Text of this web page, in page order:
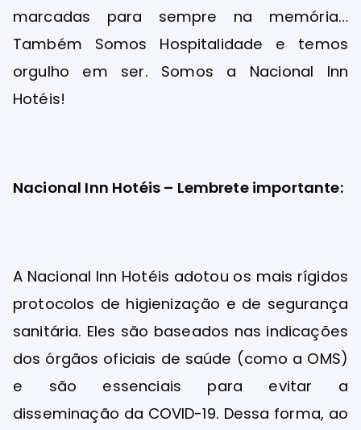
marcadas para sempre na memória…
Também Somos Hospitalidade e temos
orgulho em ser. Somos a Nacional Inn
Hotéis!
Nacional Inn Hotéis – Lembrete importante:
A Nacional Inn Hotéis adotou os mais rígidos
protocolos de higienização e de segurança
sanitária. Eles são baseados nas indicações
dos órgãos oficiais de saúde (como a OMS)
e são essenciais para evitar a
disseminação da COVID-19. Dessa forma, ao